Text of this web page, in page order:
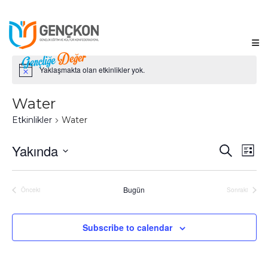
Yaklaşmakta olan etkinlikler yok.
Water
Etkinlikler Water
Ara
Liste
Yakında
Tarih
seç.Önceki
Bugün
Sonraki
Subscribe to calendar